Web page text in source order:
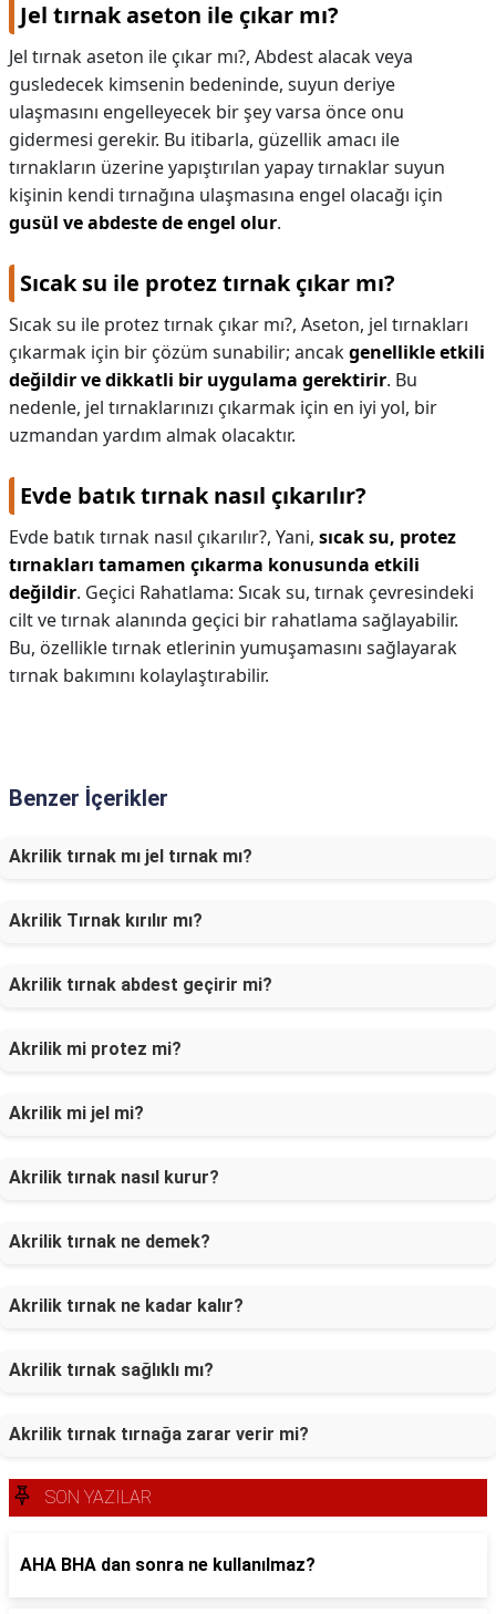
Jel tırnak aseton ile çıkar mı?
Jel tırnak aseton ile çıkar mı?, Abdest alacak veya
gusledecek kimsenin bedeninde, suyun deriye
ulaşmasını engelleyecek bir şey varsa önce onu
gidermesi gerekir. Bu itibarla, güzellik amacı ile
tırnakların üzerine yapıştırılan yapay tırnaklar suyun
kişinin kendi tırnağına ulaşmasına engel olacağı için
gusül ve abdeste de engel olur.
Sıcak su ile protez tırnak çıkar mı?
Sıcak su ile protez tırnak çıkar mı?, Aseton, jel tırnakları
çıkarmak için bir çözüm sunabilir; ancakgenellikle etkili
değildir ve dikkatli bir uygulama gerektirir. Bu
nedenle, jel tırnaklarınızı çıkarmak için en iyi yol, bir
uzmandan yardım almak olacaktır.
Evde batık tırnak nasıl çıkarılır?
Evde batık tırnak nasıl çıkarılır?, Yani, sıcak su, protez
tırnakları tamamen çıkarma konusunda etkili
değildir. Geçici Rahatlama: Sıcak su, tırnak çevresindeki
cilt ve tırnak alanında geçici bir rahatlama sağlayabilir.
Bu, özellikle tırnak etlerinin yumuşamasını sağlayarak
tırnak bakımını kolaylaştırabilir.
Benzer İçerikler
Akrilik tırnak mı jel tırnak mı?
Akrilik Tırnak kırılır mı?
Akrilik tırnak abdest geçirir mi?
Akrilik mi protez mi?
Akrilik mi jel mi?
Akrilik tırnak nasıl kurur?
Akrilik tırnak ne demek?
Akrilik tırnak ne kadar kalır?
Akrilik tırnak sağlıklı mı?
Akrilik tırnak tırnağa zarar verir mi?
SON YAZILAR
AHA BHA dan sonra ne kullanılmaz?